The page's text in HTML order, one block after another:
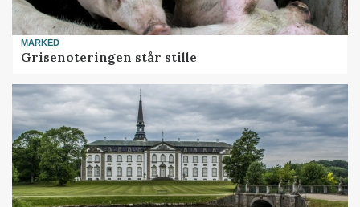
MARKED
Grisenoteringen står stille